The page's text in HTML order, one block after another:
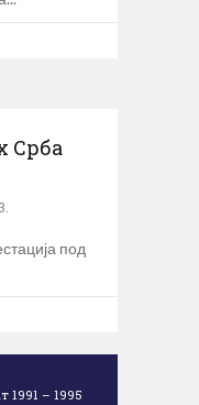
Срба
под
1991 – 1995